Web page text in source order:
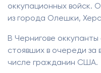
оккупационных войск.
из города Олешки,
В Чернигове
стоявших в очереди за
числе гражданин США.